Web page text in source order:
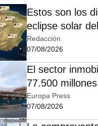
Estos son los
eclipse solar
Redacción
07/08/2026
El sector
77.500
EY
Europa Press
07/08/2026